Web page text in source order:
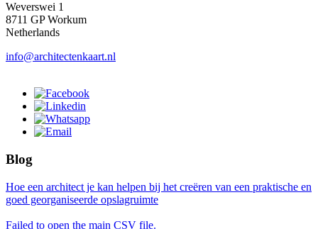
Weverswei 1
8711 GP Workum
Netherlands
info@architectenkaart.nl
Blog
Hoe een architect je kan helpen bij het creëren van een praktische en
goed georganiseerde opslagruimte
Failed to open the main CSV file.